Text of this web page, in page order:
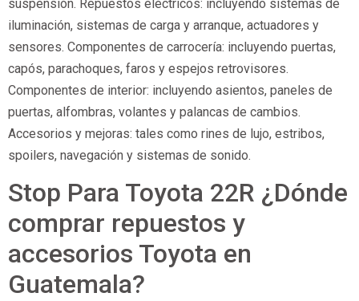
suspensión. Repuestos eléctricos: incluyendo sistemas de
iluminación, sistemas de carga y arranque, actuadores y
sensores. Componentes de carrocería: incluyendo puertas,
capós, parachoques, faros y espejos retrovisores.
Componentes de interior: incluyendo asientos, paneles de
puertas, alfombras, volantes y palancas de cambios.
Accesorios y mejoras: tales como rines de lujo, estribos,
spoilers, navegación y sistemas de sonido.
Stop Para Toyota 22R ¿Dónde
comprar repuestos y
accesorios Toyota en
Guatemala?